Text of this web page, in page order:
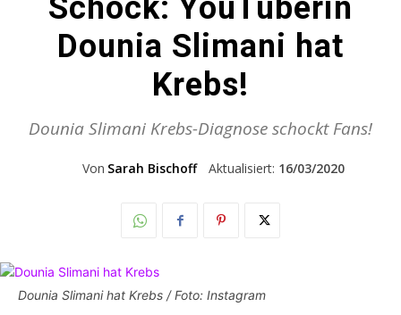
Schock: YouTuberin
Dounia Slimani hat
Krebs!
Dounia Slimani Krebs-Diagnose schockt Fans!
Von Sarah Bischoff Aktualisiert: 16/03/2020
Dounia Slimani hat Krebs / Foto: Instagram